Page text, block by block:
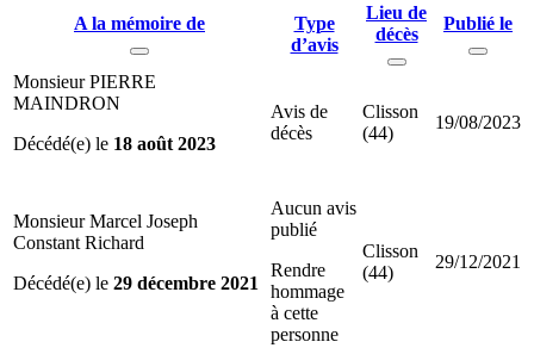
A la mémoire de
Type
d’avis
Lieu de
décès
Publié le
Monsieur PIERRE
MAINDRON
Décédé(e) le 18 août 2023
Avis de
décès
Clisson
(44)
19/08/2023
Monsieur Marcel Joseph
Constant Richard
Décédé(e) le 29 décembre 2021
Aucun avis
publié
Rendre
hommage
à cette
personne
Clisson
(44)
29/12/2021